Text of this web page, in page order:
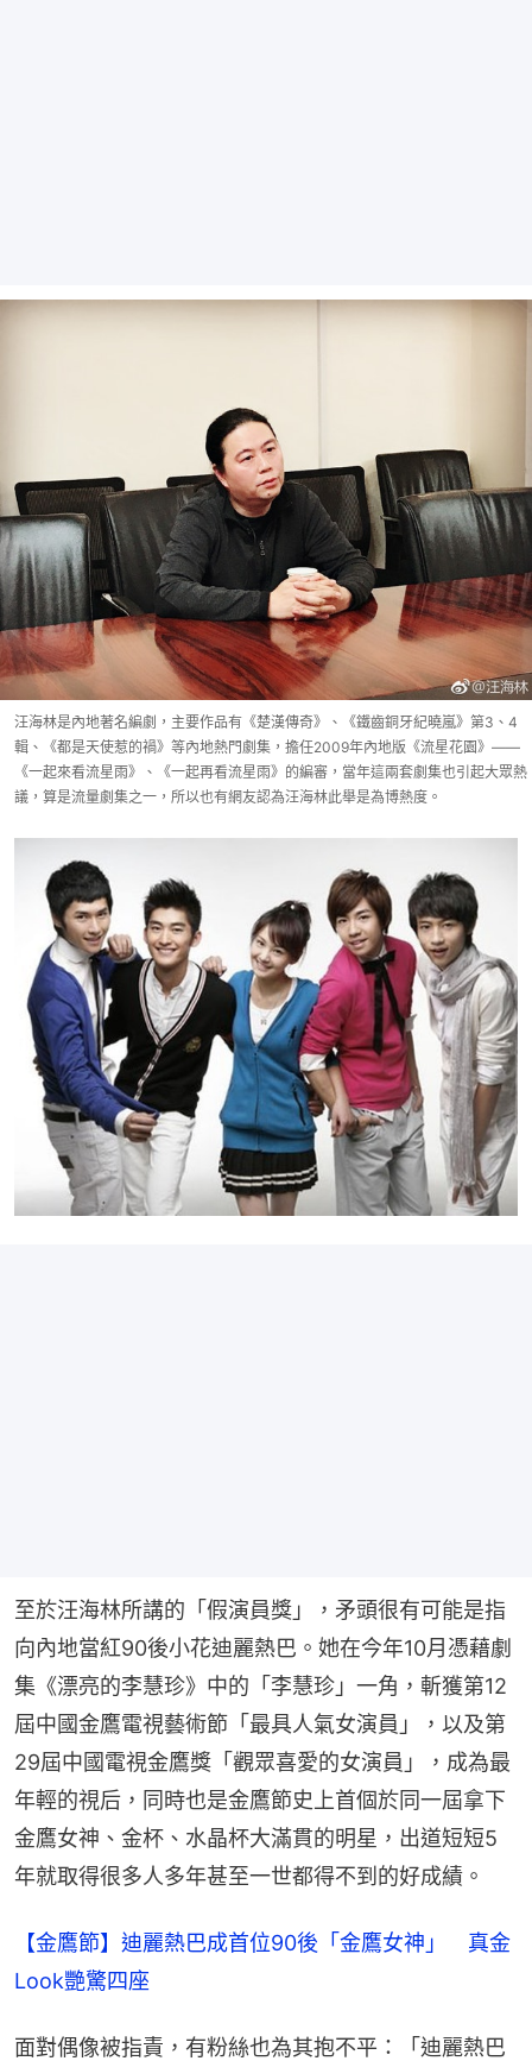
汪海林是內地著名編劇，主要作品有《楚漢傳奇》、《鐵齒銅牙紀曉嵐》第3、4
輯、《都是天使惹的禍》等內地熱門劇集，擔任2009年內地版《流星花園》——
《一起來看流星雨》、《一起再看流星雨》的編審，當年這兩套劇集也引起大眾熱
議，算是流量劇集之一，所以也有網友認為汪海林此舉是為博熱度。
至於汪海林所講的「假演員獎」，矛頭很有可能是指
向內地當紅90後小花迪麗熱巴。她在今年10月憑藉劇
集《漂亮的李慧珍》中的「李慧珍」一角，斬獲第12
屆中國金鷹電視藝術節「最具人氣女演員」，以及第
29屆中國電視金鷹獎「觀眾喜愛的女演員」，成為最
年輕的視后，同時也是金鷹節史上首個於同一屆拿下
金鷹女神、金杯、水晶杯大滿貫的明星，出道短短5
年就取得很多人多年甚至一世都得不到的好成績。
【金鷹節】迪麗熱巴成首位90後「金鷹女神」　真金
Look艷驚四座
面對偶像被指責，有粉絲也為其抱不平：「迪麗熱巴